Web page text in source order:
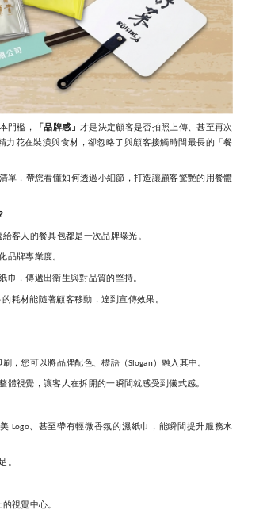
門檻， 「品牌感」 才是決定顧客是否拍照上傳、甚至再次
力花在裝潢與食材，卻忽略了與顧客接觸時間最長的「餐
單，帶您看懂如何透過小細節，打造讓顧客驚艷的用餐體
客人的餐具包都是一次品牌曝光。
品牌專業度。
巾，傳遞出衛生與對品質的堅持。
的耗材能隨著顧客移動，達到宣傳效果。
，您可以將品牌配色、標語（Slogan）融入其中。
體視覺，讓客人在拆開的一瞬間就感受到儀式感。
Logo、甚至帶有輕微香氛的濕紙巾，能瞬間提升服務水
。
視覺中心。